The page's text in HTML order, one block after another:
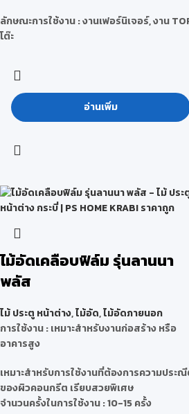
ลักษณะการใช้งาน : งานเฟอร์นิเจอร์, งาน
โต๊ะ
อ่านเพิ่ม
ไม้อัดเคลือบฟิล์ม รุ่นลานนา
พลัส
ไม้ ประตู หน้าต่าง,ไม้อัด,ไม้อัดภายนอก
การใช้งาน : เหมาะสำหรับงานก่อสร้าง หรือ
อาคารสูง
เหมาะสำหรับการใช้งานที่ต้องการความประ
ของผิวคอนกรีต เรียบสวยพิเศษ
จำนวนครั้งในการใช้งาน : 10-15 ครั้ง